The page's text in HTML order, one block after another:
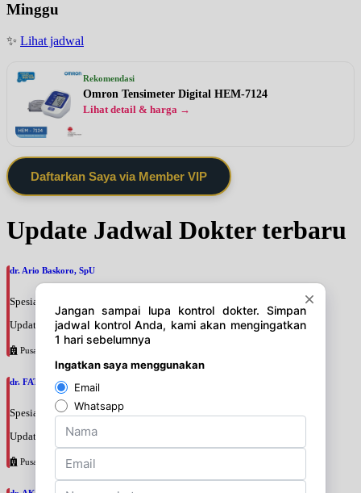
Minggu
✨ Lihat jadwal
Rekomendasi
Omron Tensimeter Digital HEM-7124
Lihat detail & harga →
Daftarkan Saya via Member VIP
Update Jadwal Dokter terbaru
dr. Ario Baskoro, SpU
Spesialis: Bedah Urologi
Update terakhir: 2026-08-06 18:46:06
Pusat Pertamina
dr. FATAN ABSHARI, SpU
Spesialis: Bedah Urologi
Update terakhir: 2026-08-06 18:42:13
Pusat Pertamina